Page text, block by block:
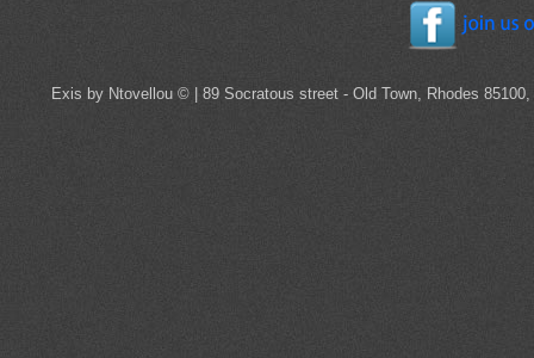
Exis by Ntovellou © | 89 Socratous street - Old Town, Rhodes